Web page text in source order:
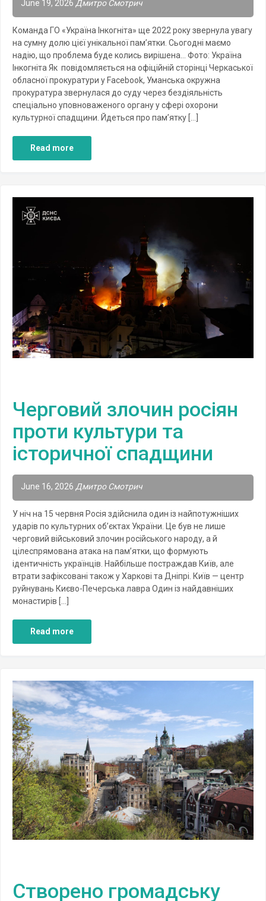
June 19, 2026 Дмитро Смотрич
Команда ГО «Україна Інкогніта» ще 2022 року звернула увагу
на сумну долю цієї унікальної пам’ятки. Сьогодні маємо
надію, що проблема буде колись вирішена… Фото: Україна
Інкогніта Як повідомляється на офіційній сторінці Черкаської
обласної прокуратури у Facebook, Уманська окружна
прокуратура звернулася до суду через бездіяльність
спеціально уповноваженого органу у сфері охорони
культурної спадщини. Йдеться про пам’ятку […]
Read more
Черговий злочин росіян
проти культури та
історичної спадщини
June 16, 2026 Дмитро Смотрич
У ніч на 15 червня Росія здійснила один із найпотужніших
ударів по культурних об’єктах України. Це був не лише
черговий військовий злочин російського народу, а й
цілеспрямована атака на пам’ятки, що формують
ідентичність українців. Найбільше постраждав Київ, але
втрати зафіксовані також у Харкові та Дніпрі. Київ — центр
руйнувань Києво-Печерська лавра Один із найдавніших
монастирів […]
Read more
Створено громадську